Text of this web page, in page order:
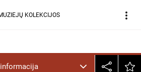
KOLEKCIJOS more_vert